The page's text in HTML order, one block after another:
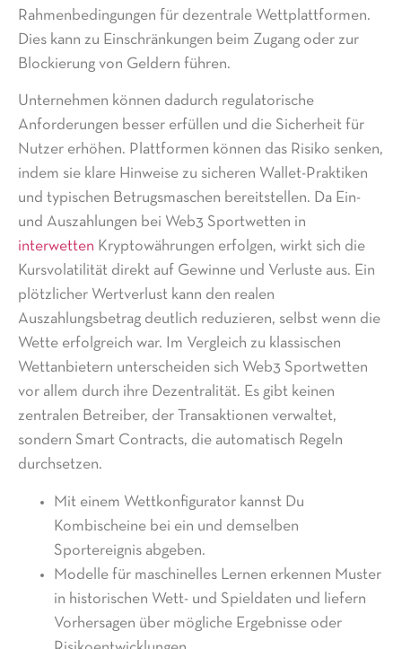
Rahmenbedingungen für dezentrale Wettplattformen.
Dies kann zu Einschränkungen beim Zugang oder zur
Blockierung von Geldern führen.
Unternehmen können dadurch regulatorische
Anforderungen besser erfüllen und die Sicherheit für
Nutzer erhöhen. Plattformen können das Risiko senken,
indem sie klare Hinweise zu sicheren Wallet-Praktiken
und typischen Betrugsmaschen bereitstellen. Da Ein-
und Auszahlungen bei Web3 Sportwetten in
interwetten Kryptowährungen erfolgen, wirkt sich die
Kursvolatilität direkt auf Gewinne und Verluste aus. Ein
plötzlicher Wertverlust kann den realen
Auszahlungsbetrag deutlich reduzieren, selbst wenn die
Wette erfolgreich war. Im Vergleich zu klassischen
Wettanbietern unterscheiden sich Web3 Sportwetten
vor allem durch ihre Dezentralität. Es gibt keinen
zentralen Betreiber, der Transaktionen verwaltet,
sondern Smart Contracts, die automatisch Regeln
durchsetzen.
Mit einem Wettkonfigurator kannst Du
Kombischeine bei ein und demselben
Sportereignis abgeben.
Modelle für maschinelles Lernen erkennen Muster
in historischen Wett- und Spieldaten und liefern
Vorhersagen über mögliche Ergebnisse oder